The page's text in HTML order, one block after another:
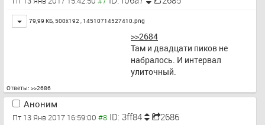
Toggle
79,99 КБ, 500x192 , 14510714527410.png
>>2684
Там и двадцати пиков не
набралось. И интервал
улиточный.
Ответы: >>2686
Аноним
Пт 13 Янв 2017 16:59:00 ID: 3ff84 2686